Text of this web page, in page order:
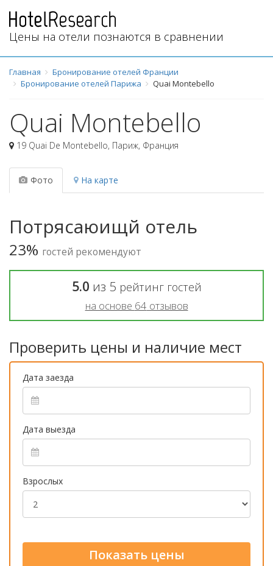
Цены на отели познаются в сравнении
Главная
Бронирование отелей Франции
Бронирование отелей Парижа
Quai Montebello
Quai Montebello
19 Quai De Montebello, Париж, Франция
Фото На карте
Потрясаюищй отель
23% гостей рекомендуют
5.0 из 5 рейтинг гостей
на основе 64 отзывов
Проверить цены и наличие мест
Дата заезда
Дата выезда
Взрослых